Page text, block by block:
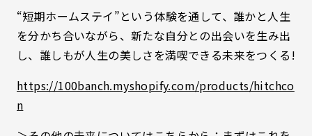
“短期ホームステイ”という体験を通して、誰かと人生
を分かち合いながら、新たな自分との出会いを生み出
し、誰しもが人生の美しさを満喫できる未来をつくる!
https://100banch.myshopify.com/products/hitchco
n